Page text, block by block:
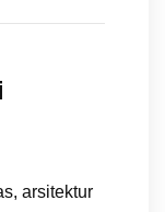
arsitektur